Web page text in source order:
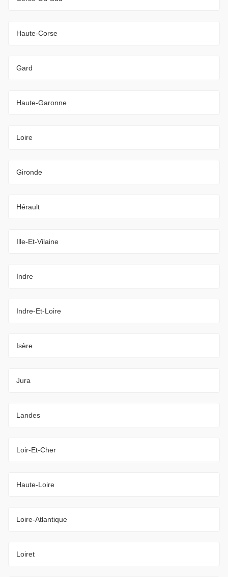
Haute-Corse
Gard
Haute-Garonne
Loire
Gironde
Hérault
Ille-Et-Vilaine
Indre
Indre-Et-Loire
Isère
Jura
Landes
Loir-Et-Cher
Haute-Loire
Loire-Atlantique
Loiret